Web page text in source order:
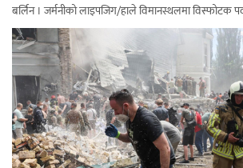
बर्लिन । जर्मनीको लाइपजिग/हाले विमानस्थलमा विस्फोटक